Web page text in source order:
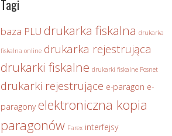
Tagi
baza PLU drukarka fiskalna drukarka
fiskalna online drukarka rejestrująca
drukarki fiskalne drukarki fiskalne Posnet
drukarki rejestrujące e-paragon e-
paragony elektroniczna kopia
paragonów Farex interfejsy